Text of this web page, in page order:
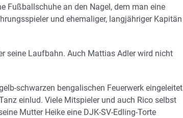
Fußballschuhe an den Nagel, dem man eine
und ehemaliger, langjähriger Kapitän
seine Laufbahn. Auch Mattias Adler wird nicht
schwarzen bengalischen Feuerwerk eingeleitet
einlud. Viele Mitspieler und auch Rico selbst
Mutter Heike eine DJK-SV-Edling-Torte